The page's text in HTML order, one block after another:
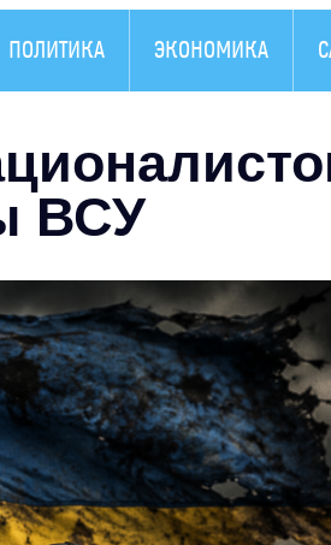
ПОЛИТИКА ЭКОНОМИКА
ВСУ